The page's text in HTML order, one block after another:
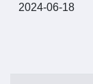
2024-06-18